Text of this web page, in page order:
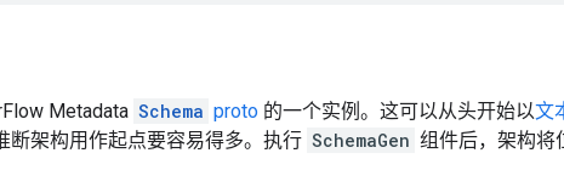
Metadata Schema proto 的一个实例。这可以从头开始以文
断架构用作起点要容易得多。执行 SchemaGen 组件后，架构将